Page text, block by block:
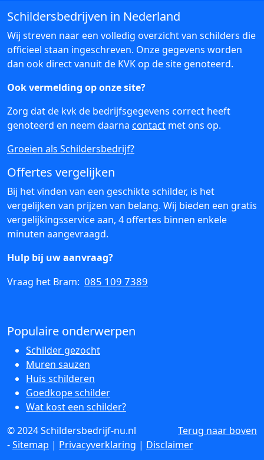
Schildersbedrijven in Nederland
Wij streven naar een volledig overzicht van schilders die
officieel staan ingeschreven. Onze gegevens worden
dan ook direct vanuit de KVK op de site genoteerd.
Ook vermelding op onze site?
Zorg dat de kvk de bedrijfsgegevens correct heeft
genoteerd en neem daarna contact met ons op.
Groeien als Schildersbedrijf?
Offertes vergelijken
Bij het vinden van een geschikte schilder, is het
vergelijken van prijzen van belang. Wij bieden een gratis
vergelijkingsservice aan, 4 offertes binnen enkele
minuten aangevraagd.
Hulp bij uw aanvraag?
Vraag het Bram: 085 109 7389
Populaire onderwerpen
Schilder gezocht
Muren sauzen
Huis schilderen
Goedkope schilder
Wat kost een schilder?
Terug naar boven
© 2024 Schildersbedrijf-nu.nl
-Sitemap | Privacyverklaring | Disclaimer